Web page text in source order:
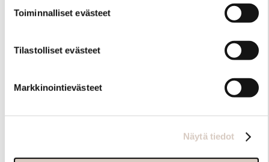
Toiminnalliset evästeet
Tilastolliset evästeet
Markkinointievästeet
Näytä tiedot
Hoito-ohjeet
Samankaltaisia tuotteita